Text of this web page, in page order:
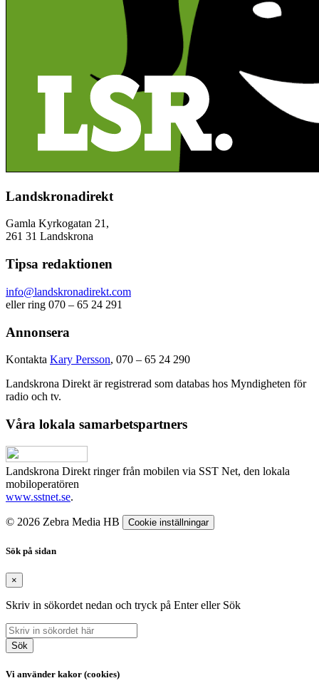
Landskronadirekt
Gamla Kyrkogatan 21,
261 31 Landskrona
Tipsa redaktionen
info@landskronadirekt.com
eller ring 070 – 65 24 291
Annonsera
Kontakta Kary Persson, 070 – 65 24 290
Landskrona Direkt är registrerad som databas hos Myndigheten för
radio och tv.
Våra lokala samarbetspartners
Landskrona Direkt ringer från mobilen via SST Net, den lokala
mobiloperatören
www.sstnet.se.
© 2026 Zebra Media HB Cookie inställningar
Sök på sidan
×
Skriv in sökordet nedan och tryck på Enter eller Sök
Sök
Vi använder kakor (cookies)